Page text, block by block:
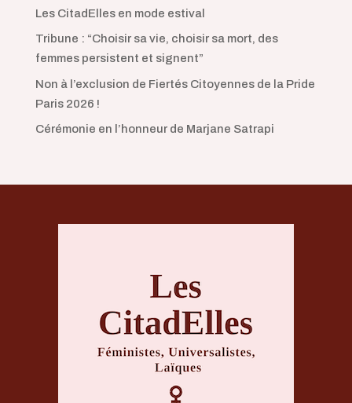
Les CitadElles en mode estival
Tribune : “Choisir sa vie, choisir sa mort, des
femmes persistent et signent”
Non à l’exclusion de Fiertés Citoyennes de la Pride
Paris 2026 !
Cérémonie en l’honneur de Marjane Satrapi